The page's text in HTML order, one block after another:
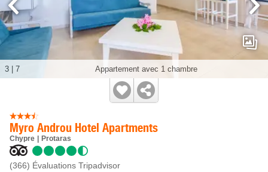
Myro Androu Hotel Apartments
Chypre Protaras
(366) Évaluations Tripadvisor
Appartement avec 1 chambre
3 7